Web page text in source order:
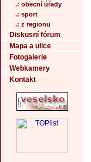
.: obecní úřady
.: sport
.: z regionu
Diskusní fórum
Mapa a ulice
Fotogalerie
Webkamery
Kontakt